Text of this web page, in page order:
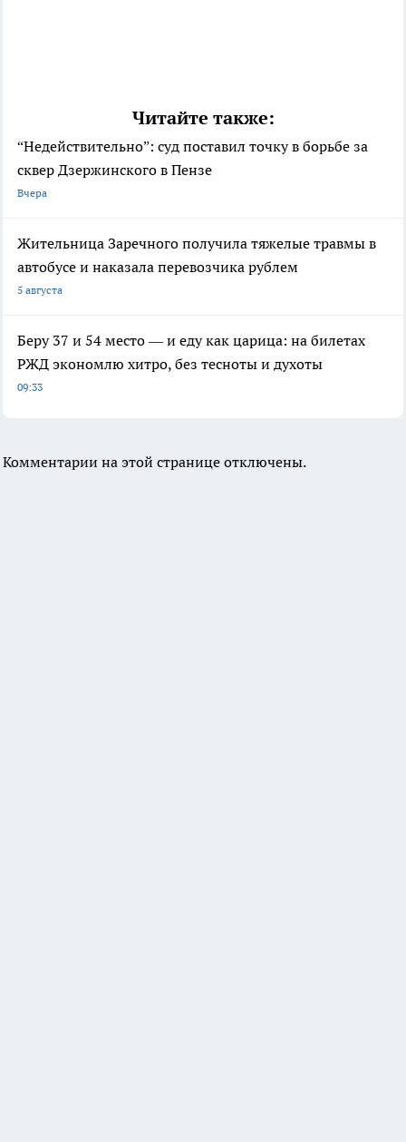
Читайте также:
“Недействительно”: суд поставил точку в борьбе за
сквер Дзержинского в Пензе
Вчера
Жительница Заречного получила тяжелые травмы в
автобусе и наказала перевозчика рублем
5 августа
Беру 37 и 54 место — и еду как царица: на билетах
РЖД экономлю хитро, без тесноты и духоты
09:33
Комментарии на этой странице отключены.